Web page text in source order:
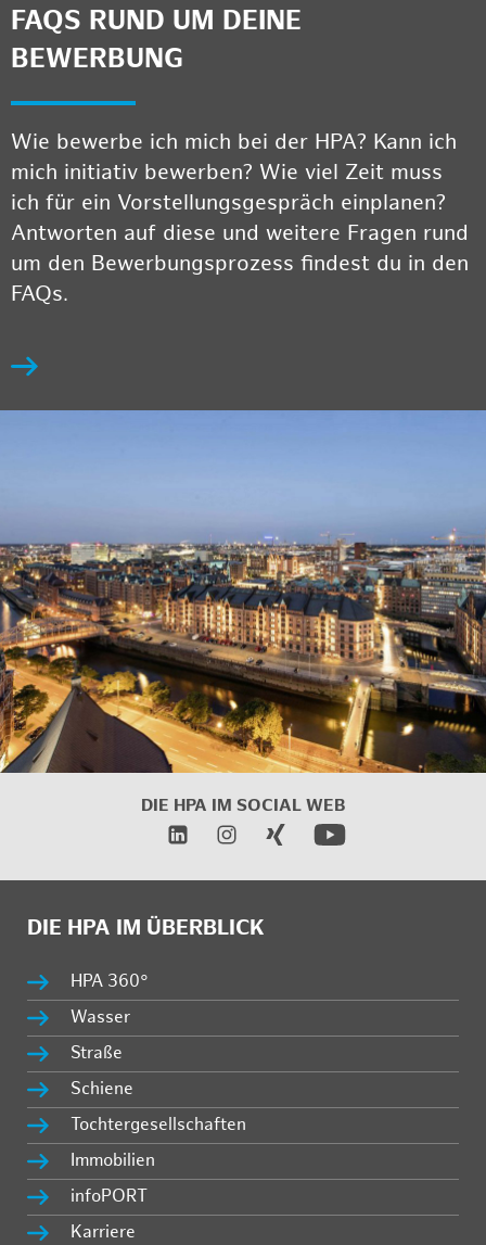
FAQS RUND UM DEINE
BEWERBUNG
Wie bewerbe ich mich bei der HPA? Kann ich
mich initiativ bewerben? Wie viel Zeit muss
ich für ein Vorstellungsgespräch einplanen?
Antworten auf diese und weitere Fragen rund
um den Bewerbungsprozess findest du in den
FAQs.
DIE HPA IM SOCIAL WEB
DIE HPA IM ÜBERBLICK
HPA 360°
Wasser
Straße
Schiene
Tochtergesellschaften
Immobilien
infoPORT
Karriere